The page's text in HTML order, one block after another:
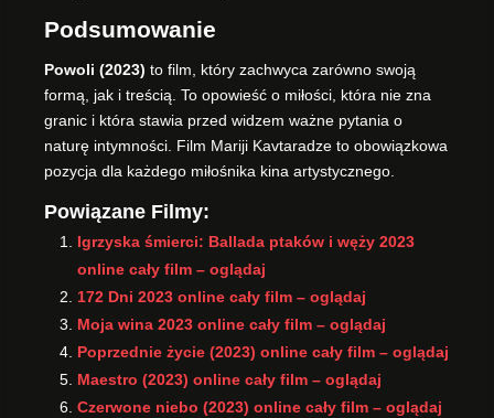
Podsumowanie
Powoli (2023) to film, który zachwyca zarówno swoją
formą, jak i treścią. To opowieść o miłości, która nie zna
granic i która stawia przed widzem ważne pytania o
naturę intymności. Film Mariji Kavtaradze to obowiązkowa
pozycja dla każdego miłośnika kina artystycznego.
Powiązane Filmy:
Igrzyska śmierci: Ballada ptaków i węży 2023
online cały film – oglądaj
172 Dni 2023 online cały film – oglądaj
Moja wina 2023 online cały film – oglądaj
Poprzednie życie (2023) online cały film – oglądaj
Maestro (2023) online cały film – oglądaj
Czerwone niebo (2023) online cały film – oglądaj